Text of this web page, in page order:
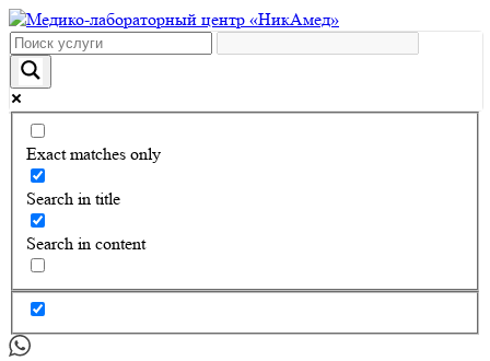
Exact matches only
Search in title
Search in content